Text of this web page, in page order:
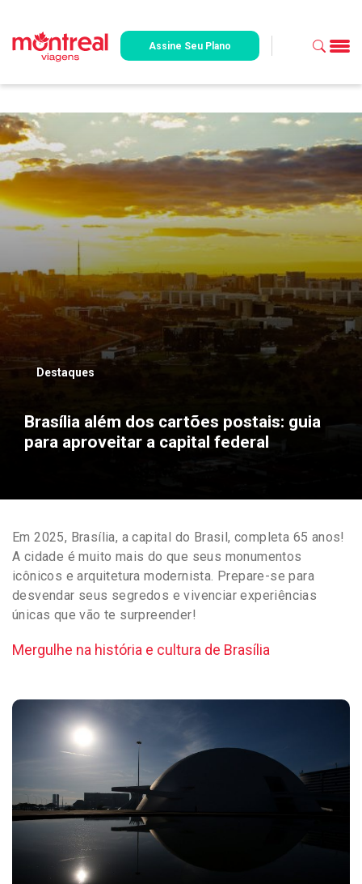
Assine Seu Plano
Destaques
Brasília além dos cartões postais: guia
para aproveitar a capital federal
Em 2025, Brasília, a capital do Brasil, completa 65 anos!
A cidade é muito mais do que seus monumentos
icônicos e arquitetura modernista. Prepare-se para
desvendar seus segredos e vivenciar experiências
únicas que vão te surpreender!
Mergulhe na história e cultura de Brasília